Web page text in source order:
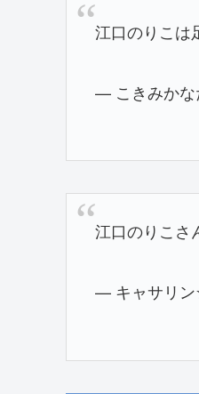
江口のりこは
— こきみかな
江口のりこさ
— キャサリ